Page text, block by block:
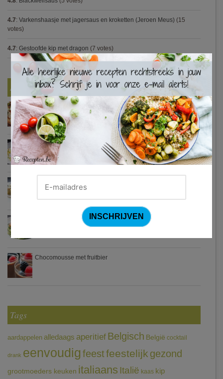
4.7: Varkenshaasje met jagersaus en kroketten (Jeroen Meus) (15
votes)
4.7: Gestoofde kip met dragon (7 votes)
Nieuwste Recepten
Turkse pizza met halloumi en courgette
Waterzooi van pladijs met venkel (Colruyt)
Courgetti met paprikasaus en halloumi (Sandra Bekkari)
Chocomousse met fruitbier
Tags
aardappelen alledaags aperitief Belgisch België cocktail
drank eenvoudigfeestfeestelijk gezond
grootmoeders keuken italiaans Italië kaas kip
×